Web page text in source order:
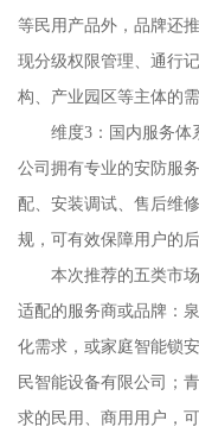
等民用产品外，品牌还
现分级权限管理、通行
构、产业园区等主体的
维度3：国内服务体
公司拥有专业的安防服
配、安装调试、售后维
规，可有效保障用户的
本次推荐的五类市场
适配的服务商或品牌：
化需求，或家庭智能锁
民智能设备有限公司；
求的民用、商用用户，